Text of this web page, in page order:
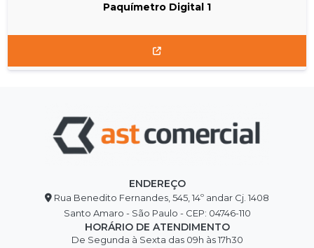
Paquímetro Digital 1
ENDEREÇO
Rua Benedito Fernandes, 545, 14º andar Cj. 1408
Santo Amaro - São Paulo - CEP: 04746-110
HORÁRIO DE ATENDIMENTO
De Segunda à Sexta das 09h às 17h30